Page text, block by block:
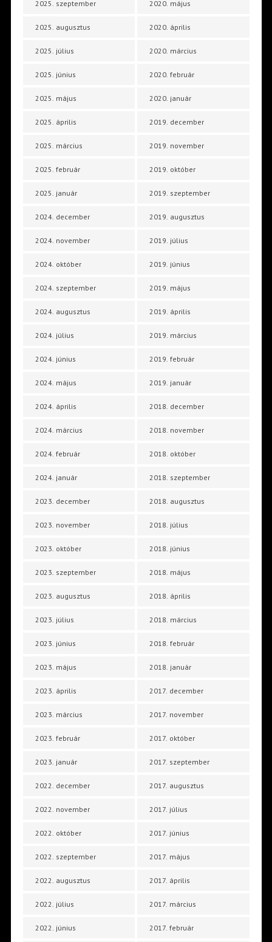
2025. szeptember
2025. augusztus
2025. július
2025. június
2025. május
2025. április
2025. március
2025. február
2025. január
2024. december
2024. november
2024. október
2024. szeptember
2024. augusztus
2024. július
2024. június
2024. május
2024. április
2024. március
2024. február
2024. január
2023. december
2023. november
2023. október
2023. szeptember
2023. augusztus
2023. július
2023. június
2023. május
2023. április
2023. március
2023. február
2023. január
2022. december
2022. november
2022. október
2022. szeptember
2022. augusztus
2022. július
2022. június
2020. május
2020. április
2020. március
2020. február
2020. január
2019. december
2019. november
2019. október
2019. szeptember
2019. augusztus
2019. július
2019. június
2019. május
2019. április
2019. március
2019. február
2019. január
2018. december
2018. november
2018. október
2018. szeptember
2018. augusztus
2018. július
2018. június
2018. május
2018. április
2018. március
2018. február
2018. január
2017. december
2017. november
2017. október
2017. szeptember
2017. augusztus
2017. július
2017. június
2017. május
2017. április
2017. március
2017. február